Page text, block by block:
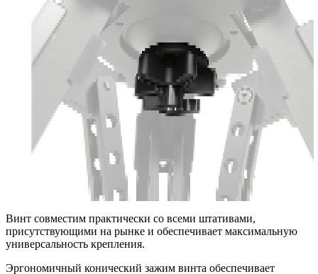
Винт совместим практически со всеми штативами,
присутствующими на рынке и обеспечивает максимальную
универсальность крепления.
Эргономичный конический зажим винта обеспечивает